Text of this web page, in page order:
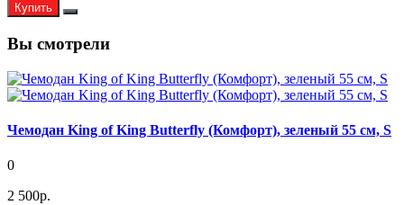
Купить
Вы смотрели
Чемодан King of King Butterfly (Комфорт), зеленый 55 см, S
0
2 500р.